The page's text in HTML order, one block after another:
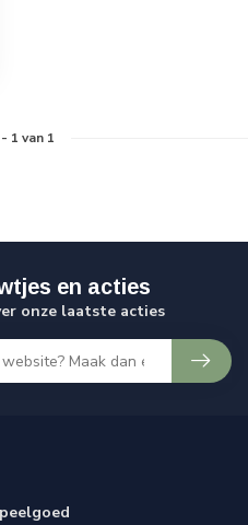
- 1 van 1
en acties
onze laatste acties